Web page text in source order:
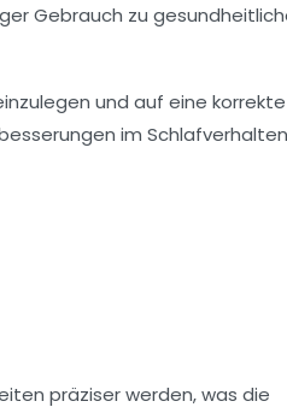
Gebrauch zu
und auf eine korrekte
im Schlafverhalten
präziser werden, was die